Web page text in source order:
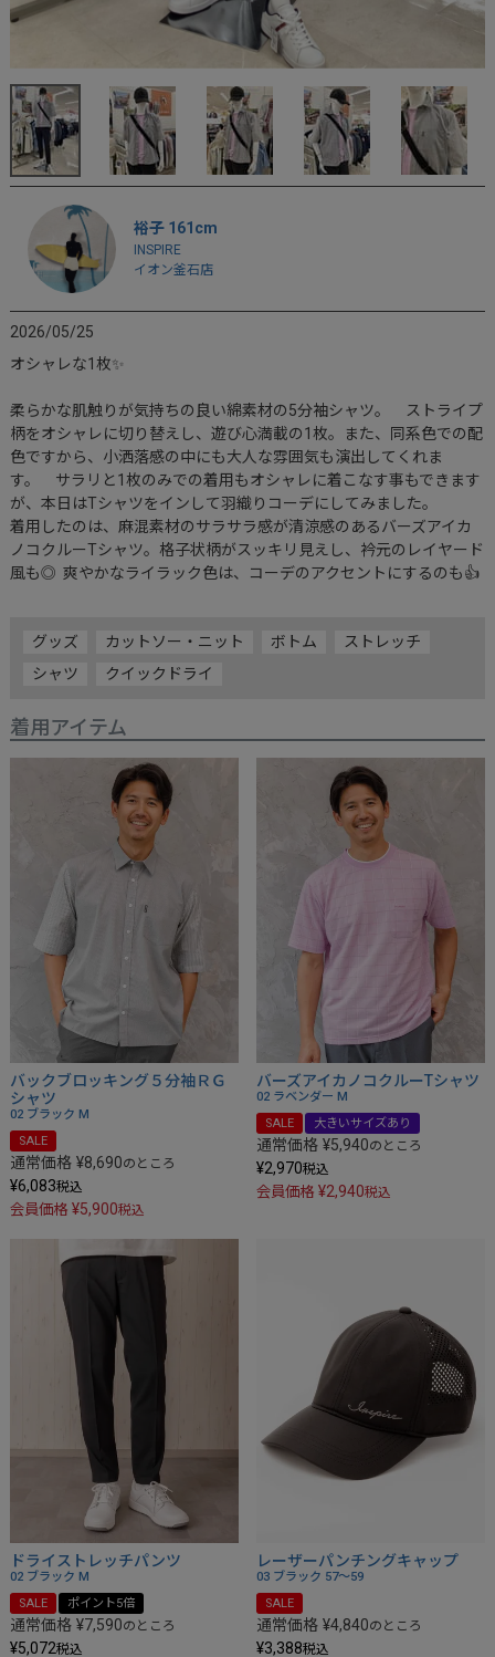
裕子 161cm
INSPIRE
イオン釜石店
2026/05/25
オシャレな1枚✨
柔らかな肌触りが気持ちの良い綿素材の5分袖シャツ。　ストライプ
柄をオシャレに切り替えし、遊び心満載の1枚。また、同系色での配
色ですから、小洒落感の中にも大人な雰囲気も演出してくれま
す。　サラリと1枚のみでの着用もオシャレに着こなす事もできます
が、本日はTシャツをインして羽織りコーデにしてみました。
着用したのは、麻混素材のサラサラ感が清涼感のあるバーズアイカ
ノコクルーTシャツ。格子状柄がスッキリ見えし、衿元のレイヤード
風も◎  爽やかなライラック色は、コーデのアクセントにするのも👍
グッズ カットソー・ニット ボトム
ストレッチ
シャツ
クイックドライ
着用アイテム
バックブロッキング５分袖ＲＧ
シャツ
02 ブラック M
SALE
通常価格 ¥8,690のところ
¥6,083税込
会員価格 ¥5,900税込
バーズアイカノコクルーTシャツ
02 ラベンダー M
SALE
大きいサイズあり
通常価格 ¥5,940のところ
¥2,970税込
会員価格 ¥2,940税込
ドライストレッチパンツ
02 ブラック M
SALE
ポイント5倍
通常価格 ¥7,590のところ
¥5,072税込
レーザーパンチングキャップ
03 ブラック 57～59
SALE
通常価格 ¥4,840のところ
¥3,388税込